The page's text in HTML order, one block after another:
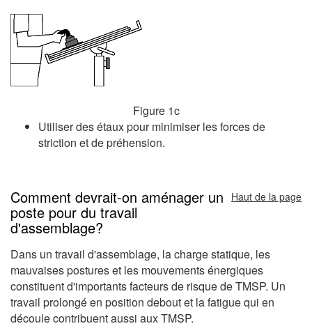
Figure 1c
Utiliser des étaux pour minimiser les forces de
striction et de préhension.
Comment devrait-on aménager un
poste pour du travail
d'assemblage?
Haut de la page
Dans un travail d'assemblage, la charge statique, les
mauvaises postures et les mouvements énergiques
constituent d'importants facteurs de risque de TMSP. Un
travail prolongé en position debout et la fatigue qui en
découle contribuent aussi aux TMSP.